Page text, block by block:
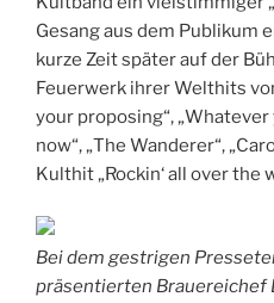
Gesang aus dem Publikum
kurze Zeit später auf der
Feuerwerk ihrer Welthits
your proposing“, „Whatever
now“, „The Wanderer“,
Kulthit „Rockin‘ all over the
Bei dem gestrigen
präsentierten Brauereichef